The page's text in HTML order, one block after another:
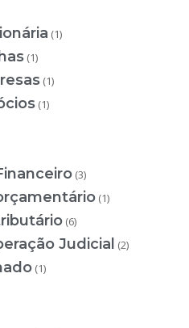
(1)
(1)
(1)
(1)
(3)
(1)
(6)
Judicial (2)
(1)